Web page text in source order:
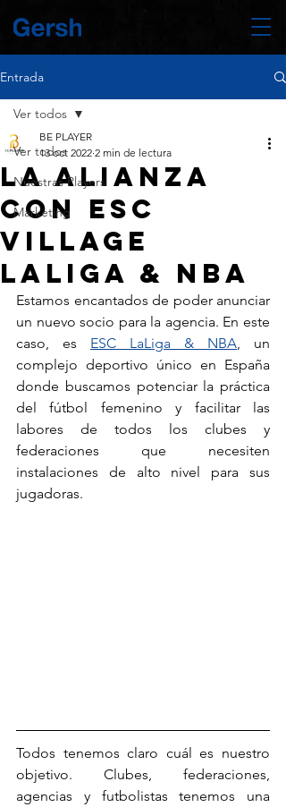
Entrada
Ver todos
Nuestras Players
Marketing
Ver todos
La alianza
con ESC
village
LaLiga & NBA
BE PLAYER
13 oct 2022 2 min de lectura
Estamos encantados de poder anunciar
un nuevo socio para la agencia. En este
caso, es ESC LaLiga & NBA, un
complejo deportivo único en España
donde buscamos potenciar la práctica
del fútbol femenino y facilitar las
labores de todos los clubes y
federaciones que necesiten
instalaciones de alto nivel para sus
jugadoras.
Todos tenemos claro cuál es nuestro
objetivo. Clubes, federaciones,
agencias y futbolistas tenemos una